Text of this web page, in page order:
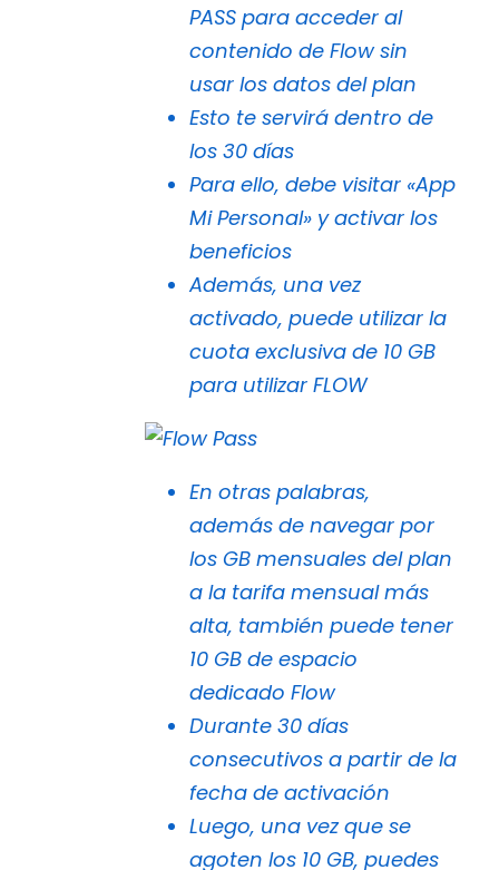
PASS para acceder al
contenido de Flow sin
usar los datos del plan
Esto te servirá dentro de
los 30 días
Para ello, debe visitar «App
Mi Personal» y activar los
beneficios
Además, una vez
activado, puede utilizar la
cuota exclusiva de 10 GB
para utilizar FLOW
En otras palabras,
además de navegar por
los GB mensuales del plan
a la tarifa mensual más
alta, también puede tener
10 GB de espacio
dedicado Flow
Durante 30 días
consecutivos a partir de la
fecha de activación
Luego, una vez que se
agoten los 10 GB, puedes